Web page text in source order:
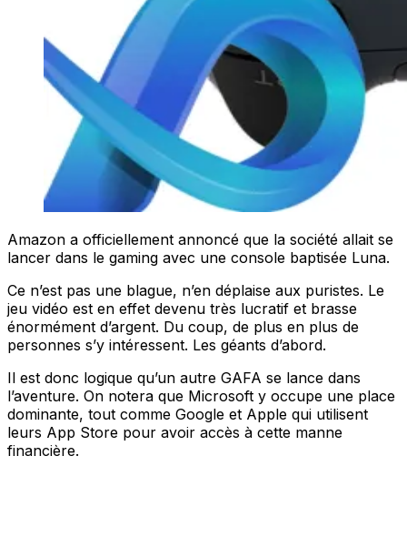
Amazon a officiellement annoncé que la société allait se
lancer dans le gaming avec une console baptisée Luna.
Ce n’est pas une blague, n’en déplaise aux puristes. Le
jeu vidéo est en effet devenu très lucratif et brasse
énormément d’argent. Du coup, de plus en plus de
personnes s’y intéressent. Les géants d’abord.
Il est donc logique qu’un autre GAFA se lance dans
l’aventure. On notera que Microsoft y occupe une place
dominante, tout comme Google et Apple qui utilisent
leurs App Store pour avoir accès à cette manne
financière.